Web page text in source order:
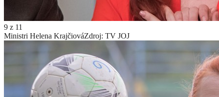
9 z 11
Ministri Helena KrajčiováZdroj: TV JOJ